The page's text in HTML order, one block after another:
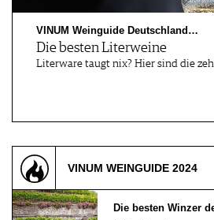
VINUM Weinguide Deutschland…
Die besten Literweine
Literware taugt nix? Hier sind die
VINUM WEINGUIDE 2024
Die besten Winzer